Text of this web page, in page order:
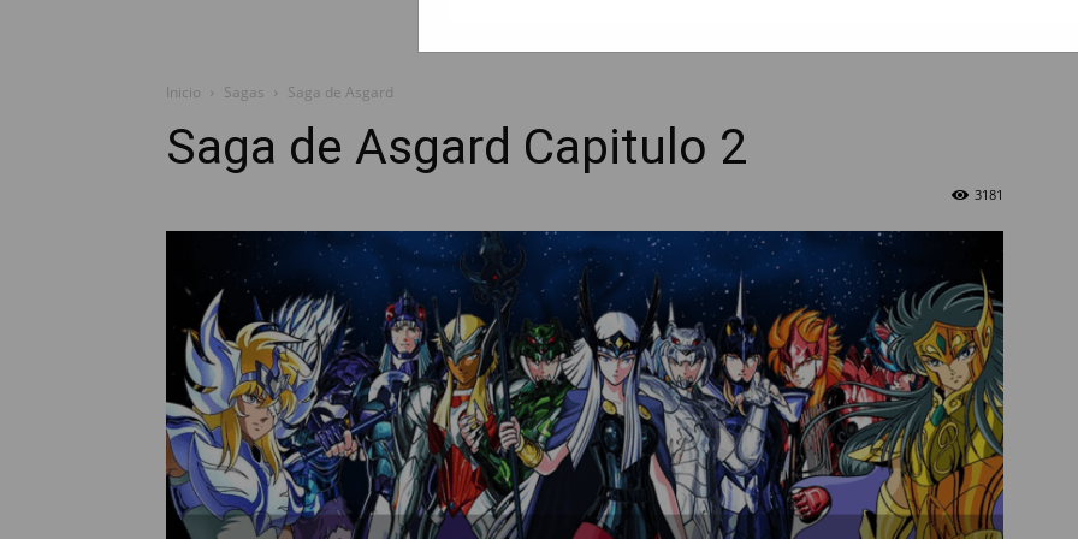
Inicio Sagas Saga de Asgard
Saga de Asgard Capitulo 2
3181